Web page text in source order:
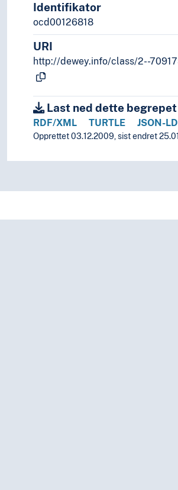
Identifikator
ocd00126818
URI
http://dewey.info/class/2--
Last ned dette begrepet
RDF/XML TURTLE JSON-LD
Opprettet 03.12.2009, sist endret